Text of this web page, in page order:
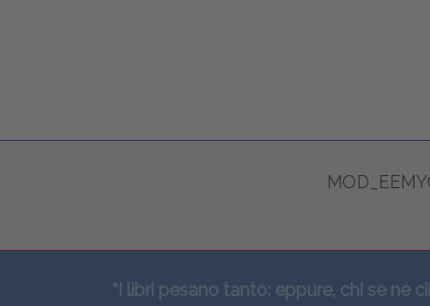
“I libri pesano tanto: eppure, chi se ne